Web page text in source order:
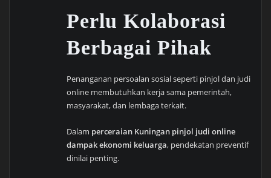
Perlu Kolaborasi
Berbagai Pihak
Penanganan persoalan sosial seperti pinjol dan judi
online membutuhkan kerja sama pemerintah,
masyarakat, dan lembaga terkait.
Dalam perceraian Kuningan pinjol judi online
dampak ekonomi keluarga, pendekatan preventif
dinilai penting.